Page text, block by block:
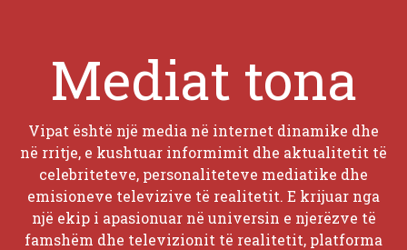
Mediat tona
Vipat është një media në internet dinamike dhe
në rritje, e kushtuar informimit dhe aktualitetit të
celebriteteve, personaliteteve mediatike dhe
emisioneve televizive të realitetit. E krijuar nga
një ekip i apasionuar në universin e njerëzve të
famshëm dhe televizionit të realitetit, platforma